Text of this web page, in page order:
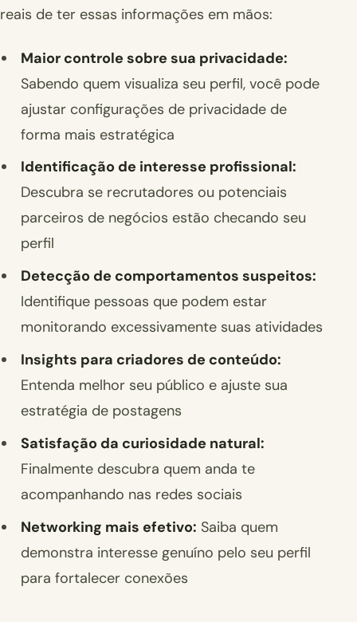
reais de ter essas informações em mãos:
Maior controle sobre sua privacidade:
Sabendo quem visualiza seu perfil, você pode
ajustar configurações de privacidade de
forma mais estratégica
Identificação de interesse profissional:
Descubra se recrutadores ou potenciais
parceiros de negócios estão checando seu
perfil
Detecção de comportamentos suspeitos:
Identifique pessoas que podem estar
monitorando excessivamente suas atividades
Insights para criadores de conteúdo:
Entenda melhor seu público e ajuste sua
estratégia de postagens
Satisfação da curiosidade natural:
Finalmente descubra quem anda te
acompanhando nas redes sociais
Networking mais efetivo: Saiba quem
demonstra interesse genuíno pelo seu perfil
para fortalecer conexões